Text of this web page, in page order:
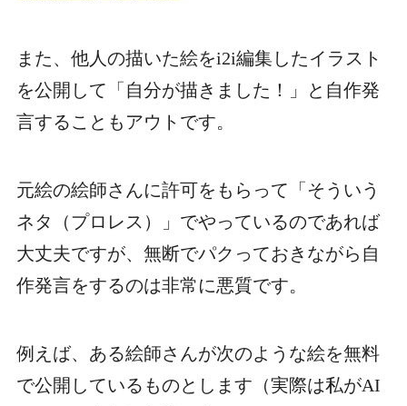
また、他人の描いた絵をi2i編集したイラスト
を公開して「自分が描きました！」と自作発
言することもアウトです。
元絵の絵師さんに許可をもらって「そういう
ネタ（プロレス）」でやっているのであれば
大丈夫ですが、無断でパクっておきながら自
作発言をするのは非常に悪質です。
例えば、ある絵師さんが次のような絵を無料
で公開しているものとします（実際は私がAI